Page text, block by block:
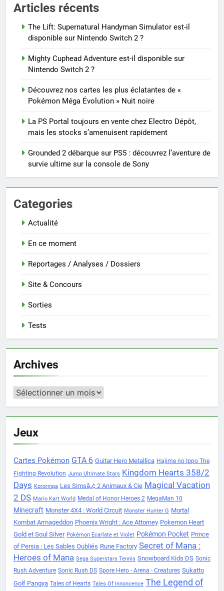
Articles récents
The Lift: Supernatural Handyman Simulator est-il
disponible sur Nintendo Switch 2 ?
Mighty Cuphead Adventure est-il disponible sur
Nintendo Switch 2 ?
Découvrez nos cartes les plus éclatantes de «
Pokémon Méga Évolution » Nuit noire
La PS Portal toujours en vente chez Electro Dépôt,
mais les stocks s’amenuisent rapidement
Grounded 2 débarque sur PS5 : découvrez l’aventure de
survie ultime sur la console de Sony
Categories
Actualité
En ce moment
Reportages / Analyses / Dossiers
Site & Concours
Sorties
Tests
Archives
Archives
Jeux
Cartes Pokémon GTA 6 Guitar Hero Metallica Hajime no Ippo The
Fighting Revolution Jump Ultimate Stars Kingdom Hearts 358/2
Days Kororinpa Les Simsâ„¢ 2 Animaux & Cie Magical Vacation
2 DS Mario Kart World Medal of Honor Heroes 2 MegaMan 10
Minecraft Monster 4X4 : World Circuit Monster Hunter G Mortal
Kombat Armageddon Phoenix Wright : Ace Attorney Pokemon Heart
Gold et Soul Silver Pokémon Ecarlate et Violet Pokémon Pocket Prince
of Persia : Les Sables Oubliés Rune Factory Secret of Mana :
Heroes of Mana Sega Superstars Tennis Snowboard Kids DS Sonic
Rush Adventure Sonic Rush DS Spore Hero - Arena - Creatures Sukatto
Golf Pangya Tales of Hearts Tales Of Innoncence The Legend of